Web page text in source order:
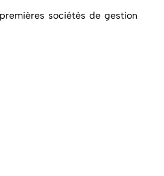
sociétés de gestion